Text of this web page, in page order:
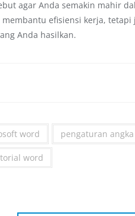
agar Anda semakin mahir
efisiensi kerja, tetapi
Anda hasilkan.
word pengaturan angka
word